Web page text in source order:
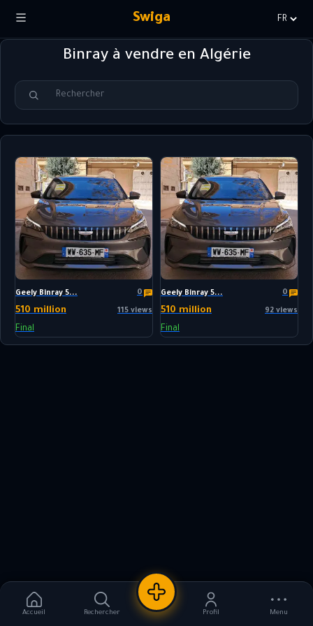
Swiga
la
Accueil Rechercher
Nouvelle annonce
Profil Menu
Binray à vendre en Algérie
Geely Binray 5... 0
510 million 115 views
Final
Geely Binray 5... 0
510 million 92 views
Final